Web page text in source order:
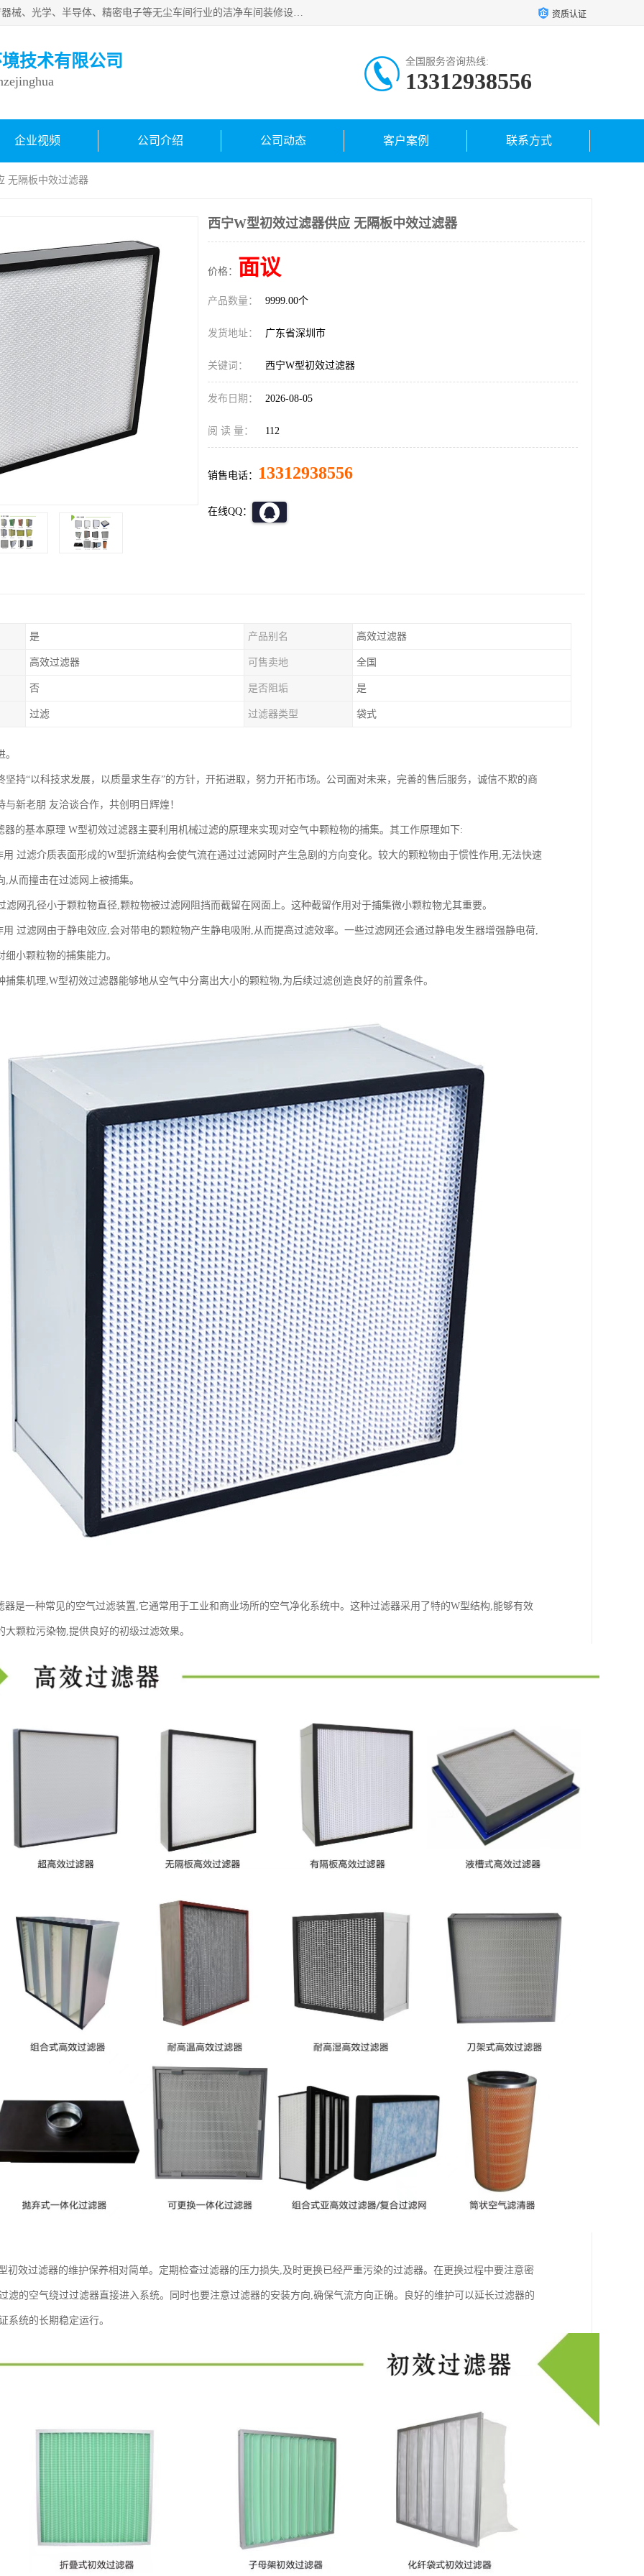
从事各种实验室、手术室、医院、食品、化妆品、制药、医疗器械、光学、半导体、精密电子等无尘车间行业的洁净车间装修设计、净化设备、恒温恒湿空调的设计制作与安装、净化系统工程项目施工及其技术支持服务。 资质认证
技术有限公司 全国服务咨询热线:
13312938556
企业视频 公司介绍 公司动态 客户案例 联系方式
无隔板中效过滤器
西宁W型初效过滤器供应 无隔板中效过滤器
价格： 面议
产品数量： 9999.00个
发货地址： 广东省深圳市
关键词： 西宁W型初效过滤器
发布日期： 2026-08-05
阅 读 量： 112
销售电话： 13312938556
在线QQ：
是 产品别名 高效过滤器
高效过滤器 可售卖地 全国
否 是否阻垢 是
过滤 过滤器类型 袋式
坚持“以科技求发展，以质量求生存”的方针，开拓进取，努力开拓市场。公司面对未来，完善的售后服务，诚信不欺的商
与新老朋 友洽谈合作，共创明日辉煌！
器的基本原理 W型初效过滤器主要利用机械过滤的原理来实现对空气中颗粒物的捕集。其工作原理如下:
用 过滤介质表面形成的W型折流结构会使气流在通过过滤网时产生急剧的方向变化。较大的颗粒物由于惯性作用,无法快速
,从而撞击在过滤网上被捕集。
滤网孔径小于颗粒物直径,颗粒物被过滤网阻挡而截留在网面上。这种截留作用对于捕集微小颗粒物尤其重要。
用 过滤网由于静电效应,会对带电的颗粒物产生静电吸附,从而提高过滤效率。一些过滤网还会通过静电发生器增强静电荷,
细小颗粒物的捕集能力。
捕集机理,W型初效过滤器能够地从空气中分离出大小的颗粒物,为后续过滤创造良好的前置条件。
器是一种常见的空气过滤装置,它通常用于工业和商业场所的空气净化系统中。这种过滤器采用了特的W型结构,能够有效
大颗粒污染物,提供良好的初级过滤效果。
初效过滤器的维护保养相对简单。定期检查过滤器的压力损失,及时更换已经严重污染的过滤器。在更换过程中要注意密
滤的空气绕过过滤器直接进入系统。同时也要注意过滤器的安装方向,确保气流方向正确。良好的维护可以延长过滤器的
系统的长期稳定运行。